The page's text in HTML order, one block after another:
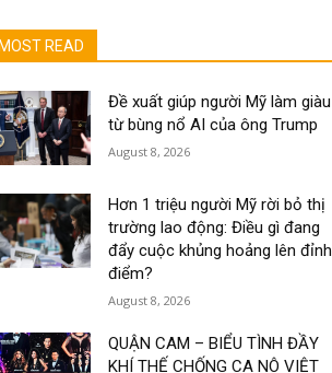
MOST READ
Đề xuất giúp người Mỹ làm giàu
từ bùng nổ AI của ông Trump
August 8, 2026
Hơn 1 triệu người Mỹ rời bỏ thị
trường lao động: Điều gì đang
đẩy cuộc khủng hoảng lên đỉnh
điểm?
August 8, 2026
QUẬN CAM – BIỂU TÌNH ĐẦY
KHÍ THẾ CHỐNG CA NÔ VIỆT